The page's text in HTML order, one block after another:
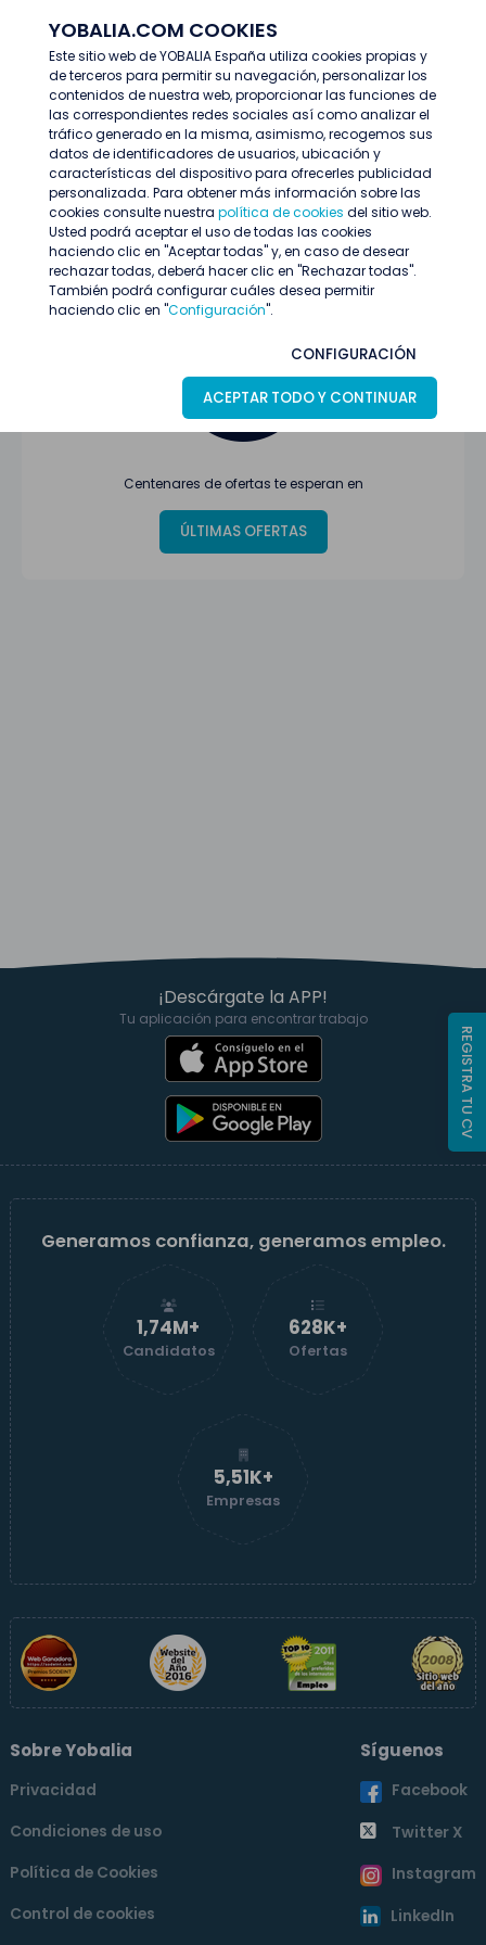
YOBALIA.COM COOKIES
Este sitio web de YOBALIA España utiliza cookies propias y
de terceros para permitir su navegación, personalizar los
contenidos de nuestra web, proporcionar las funciones de
las correspondientes redes sociales así como analizar el
tráfico generado en la misma, asimismo, recogemos sus
datos de identificadores de usuarios, ubicación y
características del dispositivo para ofrecerles publicidad
personalizada. Para obtener más información sobre las
cookies consulte nuestra política de cookies del sitio web.
Usted podrá aceptar el uso de todas las cookies
haciendo clic en "Aceptar todas" y, en caso de desear
rechazar todas, deberá hacer clic en "Rechazar todas".
También podrá configurar cuáles desea permitir
haciendo clic en "Configuración".
CONFIGURACIÓN
ACEPTAR TODO Y CONTINUAR
Últimas ofertas
Oferta no encontrada o ha finalizado su
proceso de selección
Centenares de ofertas te esperan en
ÚLTIMAS OFERTAS
¡Descárgate la APP!
Tu aplicación para encontrar trabajo
Generamos confianza, generamos empleo.
1,74M+
Candidatos
629K+
Ofertas
5,51K+
Empresas
Sobre Yobalia
Privacidad
Condiciones de uso
Política de Cookies
Control de cookies
Síguenos
Facebook
Twitter X
Instagram
LinkedIn
REGISTRA TU CV